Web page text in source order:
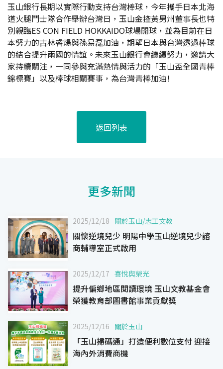
玉山銀行長期以實際行動支持台灣棒球，今年攜手日本北海
道火腿鬥士隊合作舉辦台灣日，玉山金控黃男州董事長也特
別親臨ES CON FIELD HOKKAIDO球場開球，並為目前在日
本努力的古林睿煬與孫易磊加油，期望日本與台灣透過棒球
的結合提升兩國的情誼。未來玉山銀行會繼續努力，邀請大
家持續關注，一同參與充滿熱情與活力的「玉山盃全國青棒
錦標賽」以及棒球相關賽事，為台灣青棒加油!
返回列表
更多新聞
2025/12/18 關於玉山/志工文教
關懷逆境兒少 明陽中學玉山逆境兒少諮
商輔導室正式啟用
2025/12/17 喜悅與榮光
提升偏鄉地區閱讀環境 玉山文教基金會
榮獲教育部圖書館事業貢獻獎
2025/12/16 關於玉山
「玉山掃碼通」打造便利數位支付 迎接
海內外消費商機